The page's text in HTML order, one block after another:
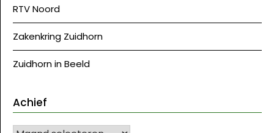
RTV Noord
Zakenkring Zuidhorn
Zuidhorn in Beeld
Achief